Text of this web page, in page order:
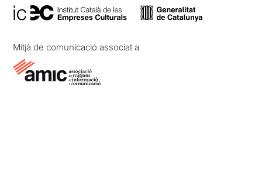
Mitjà de comunicació associat a